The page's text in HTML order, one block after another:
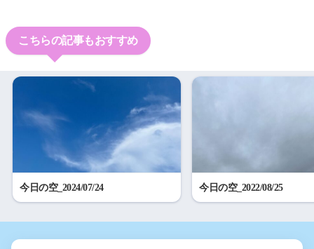
こちらの記事もおすすめ
今日の空_2024/07/24 今日の空_2022/08/25